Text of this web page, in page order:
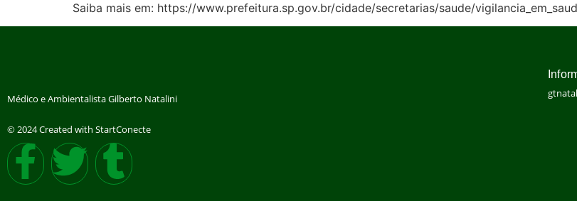
Saiba mais em: https://www.prefeitura.sp.gov.br/cidade/secretarias/saude/
Médico e Ambientalista Gilberto Natalini
© 2024 Created with StartConecte